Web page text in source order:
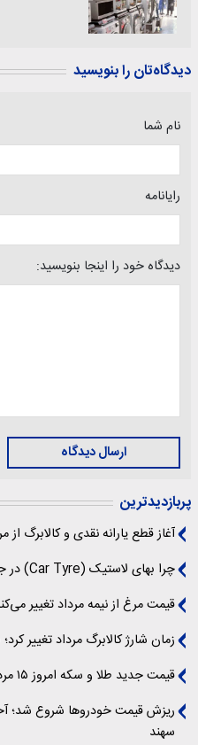
دیدگاه‌تان را بنویسید
نام شما
رایانامه
دیدگاه خود را اینجا بنویسید:
ارسال دیدگاه
پربازدیدترین
آغاز قطع یارانه نقدی و کالابرگ از مرداد
چرا بهای لاستیک (Car Tyre) در جهان بالا می‌برد؟
قیمت مرغ از نیمه مرداد تغییر
زمان شارژ کالابرگ مرداد تغییر
قیمت جدید طلا و سکه امروز ۱۵ مردادماه ۱۴۰۵
ریزش قیمت خودروها شروع شد؛
سهند